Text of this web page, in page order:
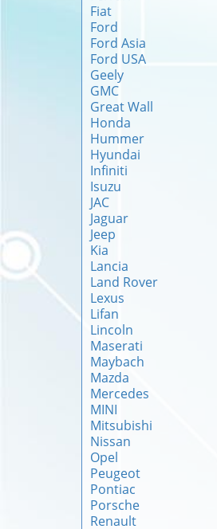
Fiat
Ford
Ford Asia
Ford USA
Geely
GMC
Great Wall
Honda
Hummer
Hyundai
Infiniti
Isuzu
JAC
Jaguar
Jeep
Kia
Lancia
Land Rover
Lexus
Lifan
Lincoln
Maserati
Maybach
Mazda
Mercedes
MINI
Mitsubishi
Nissan
Opel
Peugeot
Pontiac
Porsche
Renault